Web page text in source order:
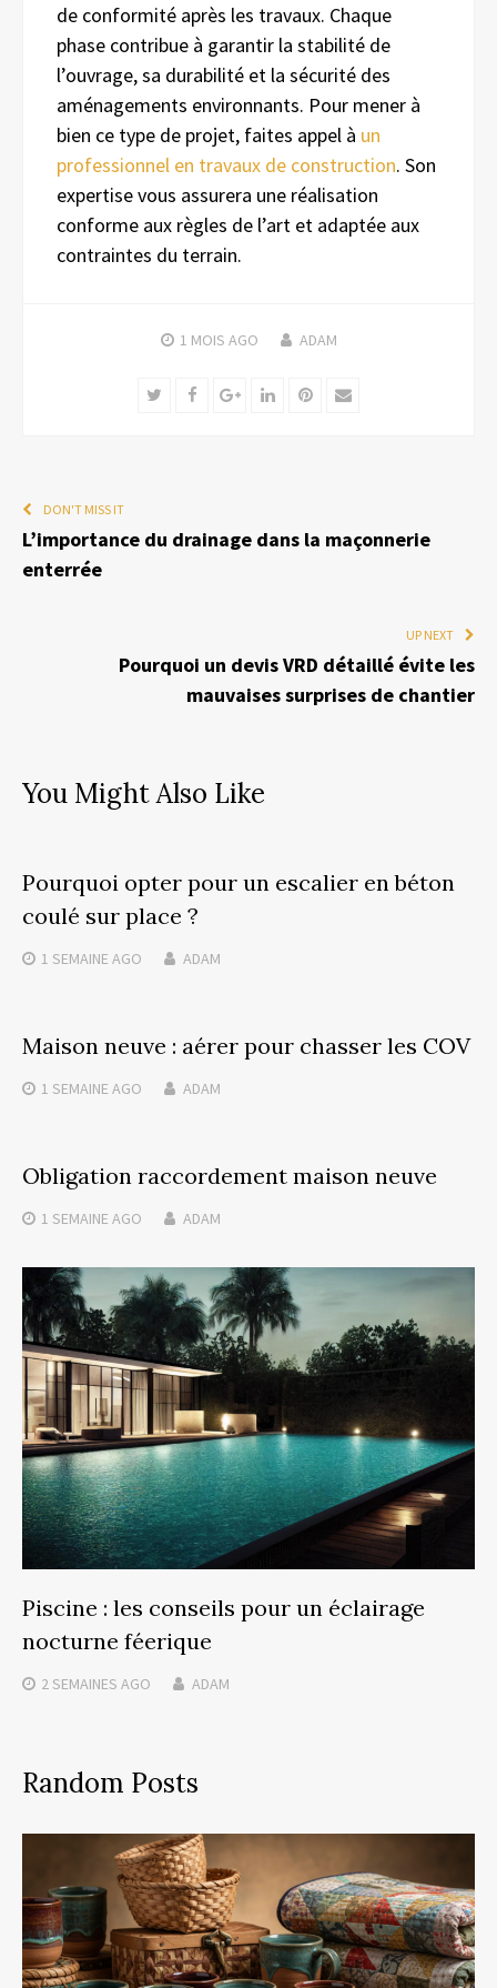
de conformité après les travaux. Chaque
phase contribue à garantir la stabilité de
l’ouvrage, sa durabilité et la sécurité des
aménagements environnants. Pour mener à
bien ce type de projet, faites appel à un
professionnel en travaux de construction. Son
expertise vous assurera une réalisation
conforme aux règles de l’art et adaptée aux
contraintes du terrain.
1 MOIS AGO ADAM
TwitterFacebookGoogle+LinkedInPinterest
Email
DON'T MISS IT
L’importance du drainage dans la maçonnerie
enterrée
UP NEXT
Pourquoi un devis VRD détaillé évite les
mauvaises surprises de chantier
You Might Also Like
Pourquoi opter pour un escalier en béton
coulé sur place ?
1 SEMAINE AGO ADAM
Maison neuve : aérer pour chasser les COV
1 SEMAINE AGO ADAM
Obligation raccordement maison neuve
1 SEMAINE AGO ADAM
Piscine : les conseils pour un éclairage
nocturne féerique
2 SEMAINES AGO ADAM
Random Posts